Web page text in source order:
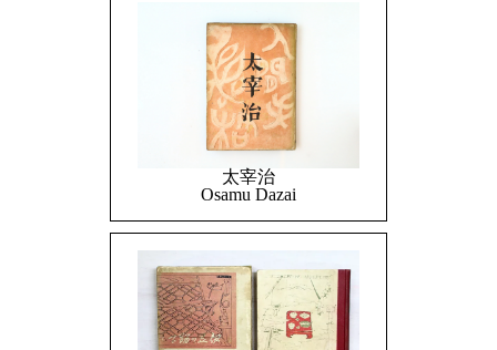
太宰治
Osamu Dazai